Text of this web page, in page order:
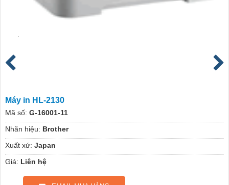
Máy in HL-2130
Mã số: G-16001-11
Nhãn hiệu: Brother
Xuất xứ: Japan
Giá: Liên hệ